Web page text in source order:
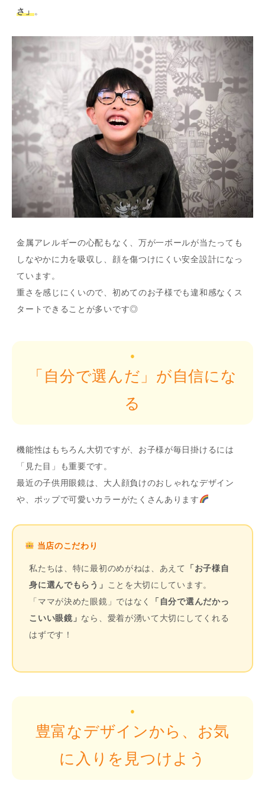
さ」。
金属アレルギーの心配もなく、万が一ボールが当たっても
しなやかに力を吸収し、顔を傷つけにくい安全設計になっ
ています。
重さを感じにくいので、初めてのお子様でも違和感なくス
タートできることが多いです◎
●
「自分で選んだ」が自信にな
る
機能性はもちろん大切ですが、お子様が毎日掛けるには
「見た目」も重要です。
最近の子供用眼鏡は、大人顔負けのおしゃれなデザイン
や、ポップで可愛いカラーがたくさんあります
当店のこだわり
私たちは、特に最初のめがねは、あえて
「お子様自
身に選んでもらう」
ことを大切にしています。
「ママが決めた眼鏡」ではなく
「自分で選んだかっ
こいい眼鏡」 なら、愛着が湧いて大切にしてくれる
はずです！
●
豊富なデザインから、お気
に入りを見つけよう